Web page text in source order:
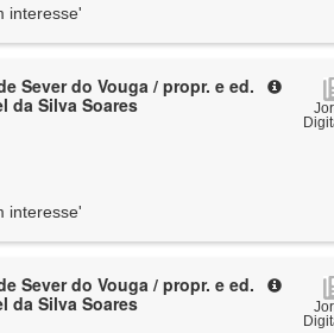
interesse'
Sever do Vouga / propr. e ed.
da Silva Soares
interesse'
Sever do Vouga / propr. e ed.
da Silva Soares